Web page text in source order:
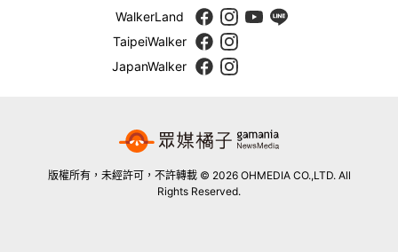
WalkerLand
TaipeiWalker
JapanWalker
版權所有，未經許可，不許轉載 © 2026 OHMEDIA CO.,LTD. All
Rights Reserved.